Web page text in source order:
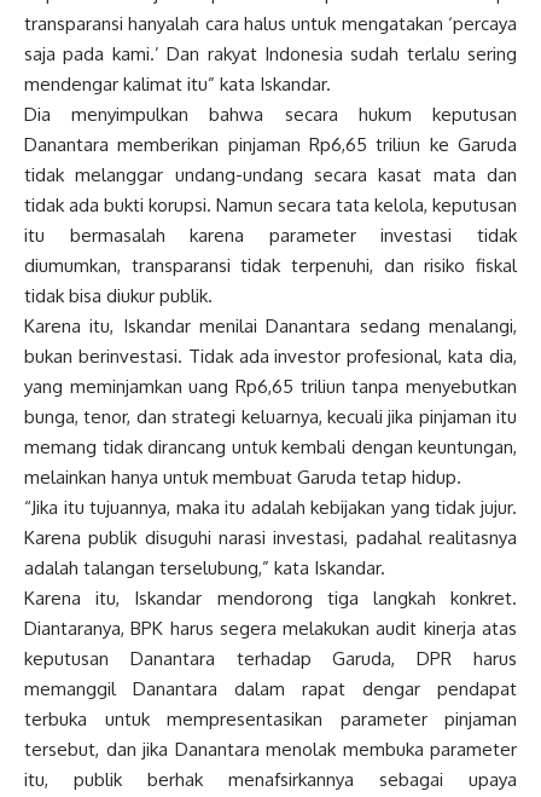
transparansi hanyalah cara halus untuk mengatakan ‘percaya
saja pada kami.’ Dan rakyat Indonesia sudah terlalu sering
mendengar kalimat itu” kata Iskandar.
Dia menyimpulkan bahwa secara hukum keputusan
Danantara memberikan pinjaman Rp6,65 triliun ke Garuda
tidak melanggar undang-undang secara kasat mata dan
tidak ada bukti korupsi. Namun secara tata kelola, keputusan
itu bermasalah karena parameter investasi tidak
diumumkan, transparansi tidak terpenuhi, dan risiko fiskal
tidak bisa diukur publik.
Karena itu, Iskandar menilai Danantara sedang menalangi,
bukan berinvestasi. Tidak ada investor profesional, kata dia,
yang meminjamkan uang Rp6,65 triliun tanpa menyebutkan
bunga, tenor, dan strategi keluarnya, kecuali jika pinjaman itu
memang tidak dirancang untuk kembali dengan keuntungan,
melainkan hanya untuk membuat Garuda tetap hidup.
“Jika itu tujuannya, maka itu adalah kebijakan yang tidak jujur.
Karena publik disuguhi narasi investasi, padahal realitasnya
adalah talangan terselubung,” kata Iskandar.
Karena itu, Iskandar mendorong tiga langkah konkret.
Diantaranya, BPK harus segera melakukan audit kinerja atas
keputusan Danantara terhadap Garuda, DPR harus
memanggil Danantara dalam rapat dengar pendapat
terbuka untuk mempresentasikan parameter pinjaman
tersebut, dan jika Danantara menolak membuka parameter
itu, publik berhak menafsirkannya sebagai upaya